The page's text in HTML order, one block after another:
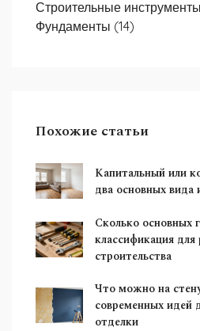
Строительные инструменты
Фундаменты (14)
Похожие статьи
Капитальный или
два основных вида
Сколько основных
классификация
строительства
Что можно на
современных идей
отделки